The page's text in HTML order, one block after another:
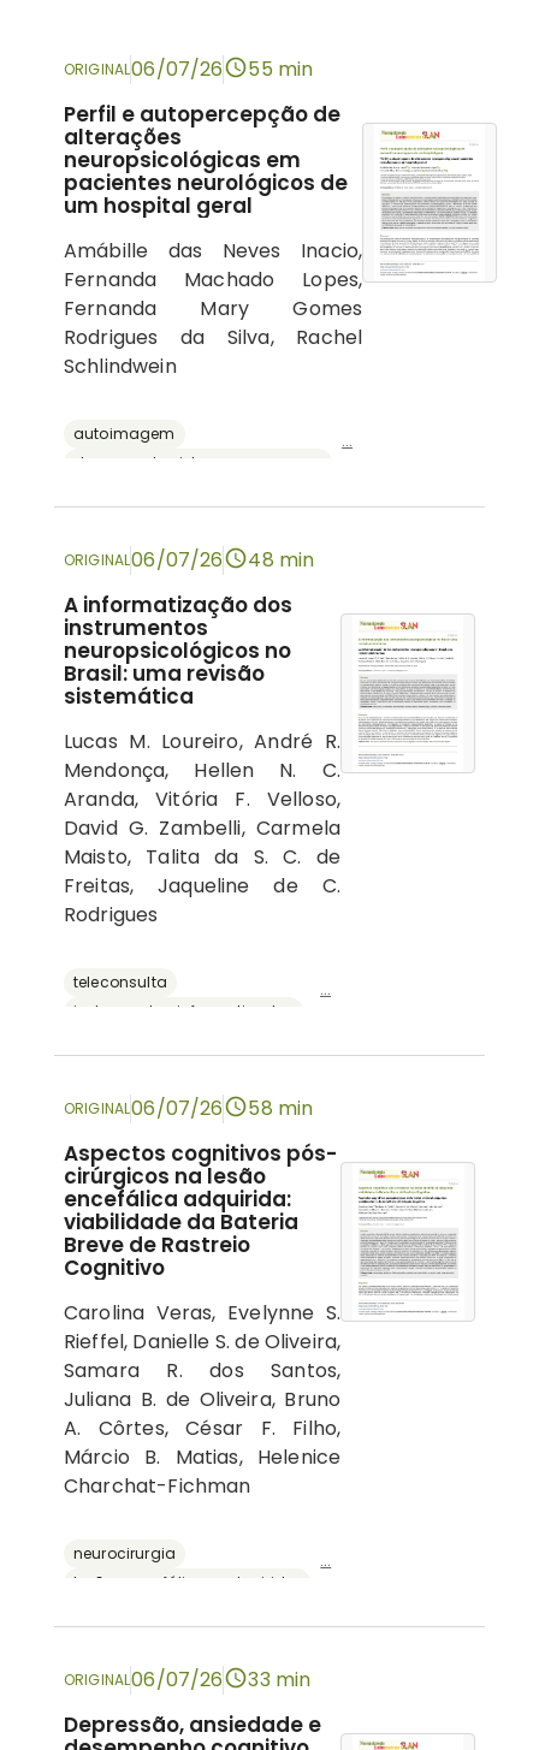
ORIGINAL06/07/26 55 min
Perfil e autopercepção de
alterações
neuropsicológicas em
pacientes neurológicos de
um hospital geral
Amábille das Neves Inacio,
Fernanda Machado Lopes,
Fernanda Mary Gomes
Rodrigues da Silva, Rachel
Schlindwein
autoimagem
...
ORIGINAL06/07/26 48 min
A informatização dos
instrumentos
neuropsicológicos no
Brasil: uma revisão
sistemática
Lucas M. Loureiro, André R.
Mendonça, Hellen N. C.
Aranda, Vitória F. Velloso,
David G. Zambelli, Carmela
Maisto, Talita da S. C. de
Freitas, Jaqueline de C.
Rodrigues
teleconsulta
instrumentos informatizados
avaliação neuropsicológica
...
ORIGINAL06/07/26 58 min
Aspectos cognitivos pós-
cirúrgicos na lesão
encefálica adquirida:
viabilidade da Bateria
Breve de Rastreio
Cognitivo
Carolina Veras, Evelynne S.
Rieffel, Danielle S. de Oliveira,
Samara R. dos Santos,
Juliana B. de Oliveira, Bruno
A. Côrtes, César F. Filho,
Márcio B. Matias, Helenice
Charchat-Fichman
neurocirurgia
bateria breve de rastreio cognitivo
...
ORIGINAL06/07/26 33 min
Depressão, ansiedade e